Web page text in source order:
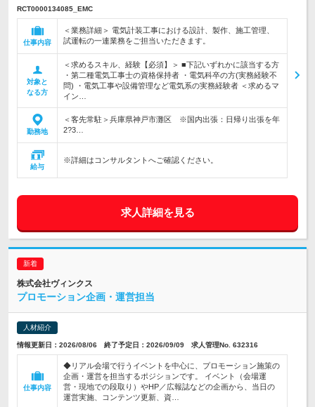
RCT0000134085_EMC
仕事内容
＜業務詳細＞ 電気計装工事における設計、製作、施工管理、
試運転の一連業務をご担当いただきます。
対象と
なる方
＜求めるスキル、経験【必須】＞ ■下記いずれかに該当する方
・第二種電気工事士の資格保持者 ・電気科卒の方(実務経験不
問) ・電気工事や設備管理など電気系の実務経験者 ＜求めるマ
イン…
勤務地
＜客先常駐＞兵庫県神戸市灘区 ※国内出張：日帰り出張を年
2?3…
給与
※詳細はコンサルタントへご確認ください。
求人詳細を見る
株式会社ヴィンクス
プロモーション企画・運営担当
人材紹介
情報更新日：2026/08/06 終了予定日：2026/09/09 求人管理No. 632316
仕事内容
◆リアル会場で行うイベントを中心に、プロモーション施策の
企画・運営を担当するポジションです。 イベント（会場運
営・現地での段取り）やHP／広報誌などの企画から、当日の
運営実施、コンテンツ更新、資…